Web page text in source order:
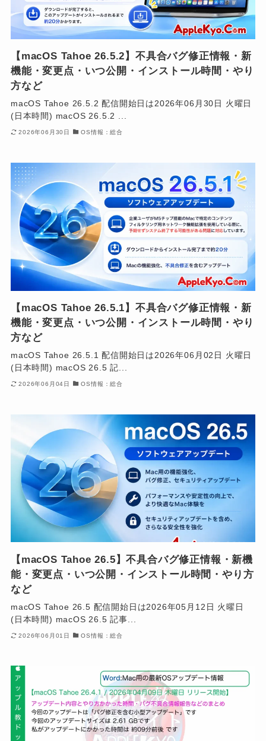
【macOS Tahoe 26.5.2】不具合バグ修正情報・新
機能・変更点・いつ公開・インストール時間・やり
方など
macOS Tahoe 26.5.2 配信開始日は2026年06月30日 火曜日
(日本時間) macOS 26.5.2 ...
2026年06月30日 OS情報：総合
【macOS Tahoe 26.5.1】不具合バグ修正情報・新
機能・変更点・いつ公開・インストール時間・やり
方など
macOS Tahoe 26.5.1 配信開始日は2026年06月02日 火曜日
(日本時間) macOS 26.5 記...
2026年06月04日 OS情報：総合
【macOS Tahoe 26.5】不具合バグ修正情報・新機
能・変更点・いつ公開・インストール時間・やり方
など
macOS Tahoe 26.5 配信開始日は2026年05月12日 火曜日
(日本時間) macOS 26.5 記事...
2026年06月01日 OS情報：総合